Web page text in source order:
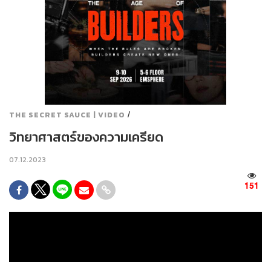
THE SECRET SAUCE | VIDEO /
วิทยาศาสตร์ของความเครียด
07.12.2023
151